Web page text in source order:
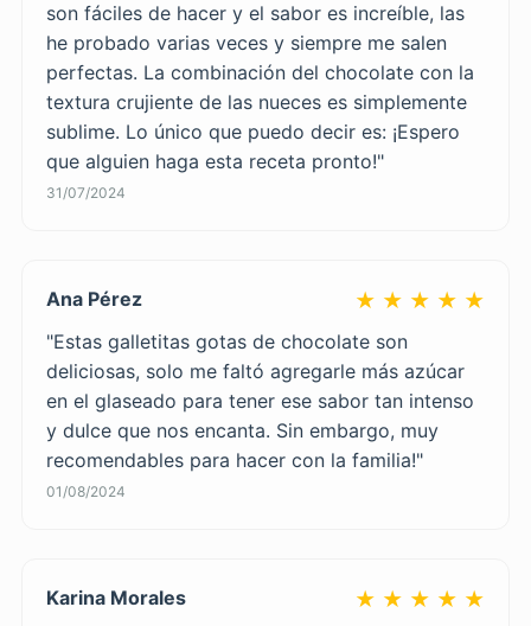
son fáciles de hacer y el sabor es increíble, las
he probado varias veces y siempre me salen
perfectas. La combinación del chocolate con la
textura crujiente de las nueces es simplemente
sublime. Lo único que puedo decir es: ¡Espero
que alguien haga esta receta pronto!"
31/07/2024
Ana Pérez ★ ★ ★ ★ ★
"Estas galletitas gotas de chocolate son
deliciosas, solo me faltó agregarle más azúcar
en el glaseado para tener ese sabor tan intenso
y dulce que nos encanta. Sin embargo, muy
recomendables para hacer con la familia!"
01/08/2024
Karina Morales ★ ★ ★ ★ ★